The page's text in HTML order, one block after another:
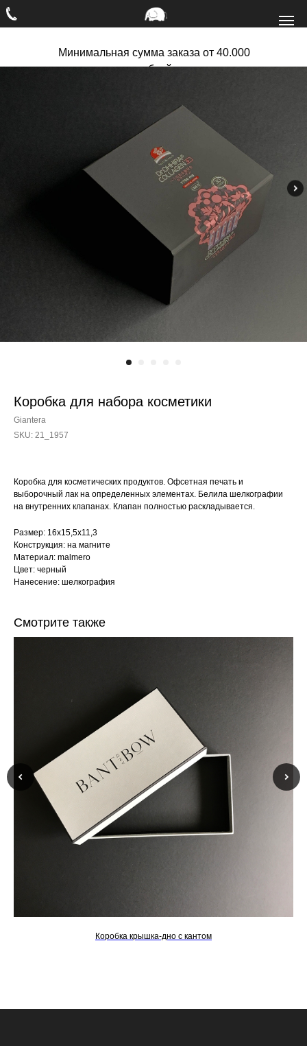
Минимальная сумма заказа от 40.000
рублей
Коробка для набора косметики
Giantera
SKU: 21_1957
Коробка для косметических продуктов. Офсетная печать и
выборочный лак на определенных элементах. Белила шелкографии
на внутренних клапанах. Клапан полностью раскладывается.
Размер: 16х15,5х11,3
Конструкция: на магните
Материал: malmero
Цвет: черный
Нанесение: шелкография
Смотрите также
Коробка крышка-дно с кантом